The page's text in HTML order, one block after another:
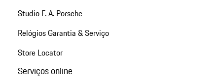
Studio F. A. Porsche
Relógios Garantia & Serviço
Store Locator
Serviços online